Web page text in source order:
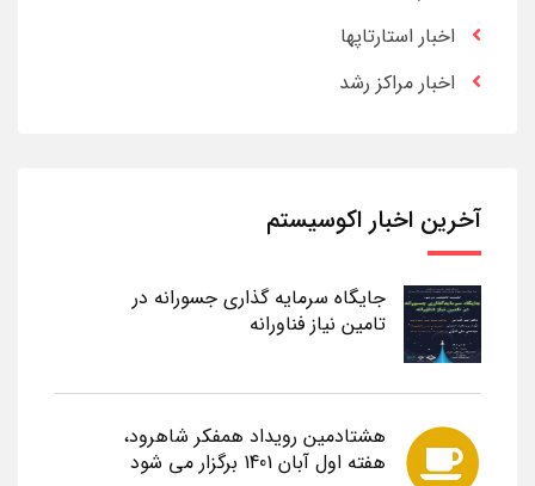
اخبار استارتاپها
اخبار مراکز رشد
آخرین اخبار اکوسیستم
جایگاه سرمایه گذاری جسورانه در
تامین نیاز فناورانه
هشتادمین رویداد همفکر شاهرود،
هفته اول آبان 1401 برگزار می شود